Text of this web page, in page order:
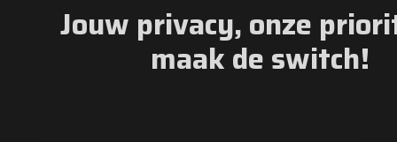
Jouw privacy, onze
maak de switch!